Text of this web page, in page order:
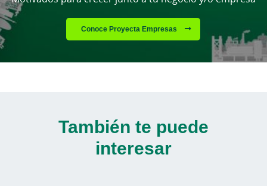
Conoce Proyecta Empresas
También te puede
interesar